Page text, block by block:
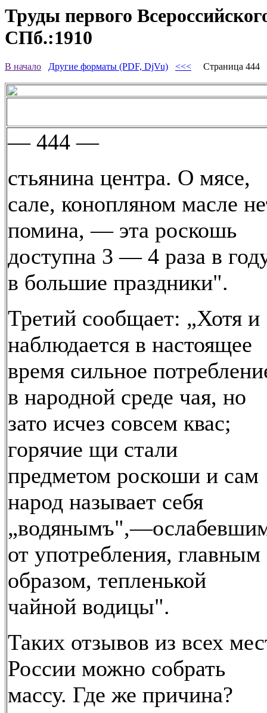
Труды первого
СПб.:1910
В начало Другие форматы (PDF, DjVu) <<< Страница 444
— 444 —
стьянина центра. О мясе,
сале, конопляном масле
помина, — эта роскошь
доступна 3 — 4 раза в
в большие праздники".
Третий сообщает: „Хотя и
наблюдается в настоящее
время сильное
в народной среде чая, но
зато исчез совсем квас;
горячие щи стали
предметом роскоши и сам
народ называет себя
от употребления, главным
образом, тепленькой
чайной водицы".
Таких отзывов из всех
России можно собрать
массу. Где же причина?